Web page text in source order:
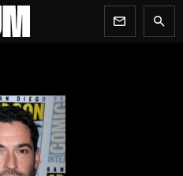
newsletter search